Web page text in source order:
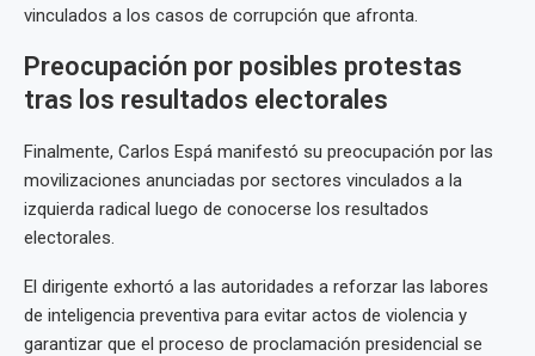
vinculados a los casos de corrupción que afronta.
Preocupación por posibles protestas
tras los resultados electorales
Finalmente, Carlos Espá manifestó su preocupación por las
movilizaciones anunciadas por sectores vinculados a la
izquierda radical luego de conocerse los resultados
electorales.
El dirigente exhortó a las autoridades a reforzar las labores
de inteligencia preventiva para evitar actos de violencia y
garantizar que el proceso de proclamación presidencial se